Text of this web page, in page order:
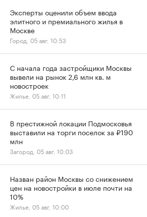
Эксперты оценили объем ввода
элитного и премиального жилья в
Москве
Город, 05 авг, 10:53
С начала года застройщики Москвы
вывели на рынок 2,6 млн кв. м
новостроек
Жилье, 05 авг, 10:11
В престижной локации Подмосковья
выставили на торги поселок за ₽190
млн
Загород, 05 авг, 10:03
Назван район Москвы со снижением
цен на новостройки в июле почти на
10%
Жилье, 05 авг, 10:00